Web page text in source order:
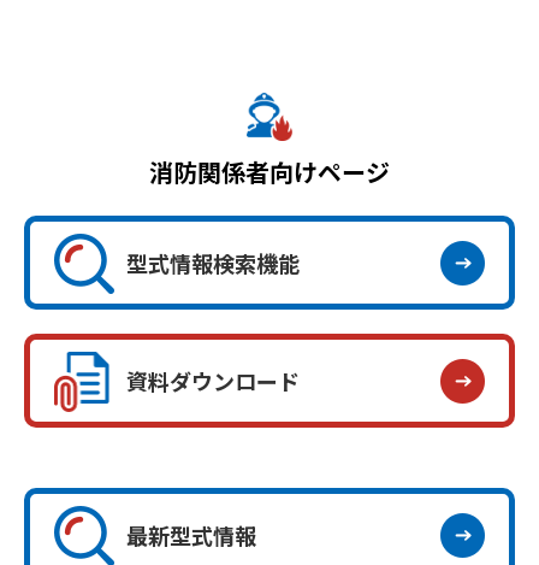
消防関係者向けページ
型式情報検索機能
資料ダウンロード
最新型式情報